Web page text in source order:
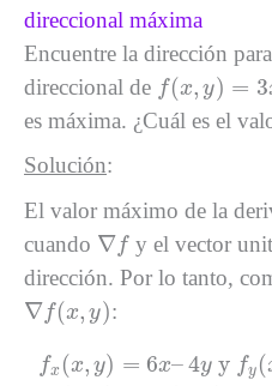
direccional máxima
Encuentre la dirección
direccional de f(x, y) = 3
f(x = 3x 2–
es máxima. ¿Cuál es el
Solución:
El valor máximo de la
cuando ∇ f
∇f
y el vector
dirección. Por lo tanto,
∇ f(x, y)
∇f (x :
fx (x, y) = 6x–4y y fy (
( , 6 4y fy y) =